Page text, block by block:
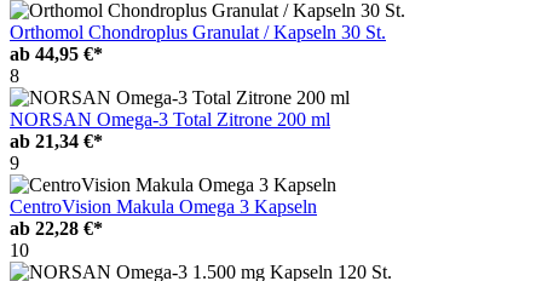
Orthomol Chondroplus Granulat / Kapseln 30 St.
ab 44,95 €*
8
NORSAN Omega-3 Total Zitrone 200 ml
ab 21,34 €*
9
CentroVision Makula Omega 3 Kapseln
ab 22,28 €*
10